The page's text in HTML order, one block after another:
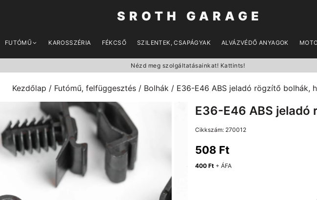
SROTH GARAGE
FUTÓMŰ KAROSSZÉRIA FÉKCSŐ SZILENTEK, CSAPÁGYAK ALVÁZVÉDŐ ANYAGOK
Nézd meg szolgáltatásainkat! Kattints!
Kezdőlap / Futómű, felfüggesztés / Bolhák / E36-E46 ABS jeladó rögzítő bolhák,
E36-E46 ABS jeladó
Cikkszám: 270012
508 Ft
400 Ft+ ÁFA